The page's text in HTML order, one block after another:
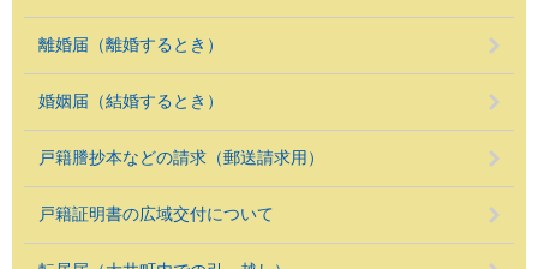
離婚届（離婚するとき）
婚姻届（結婚するとき）
戸籍謄抄本などの請求（郵送請求用）
戸籍証明書の広域交付について